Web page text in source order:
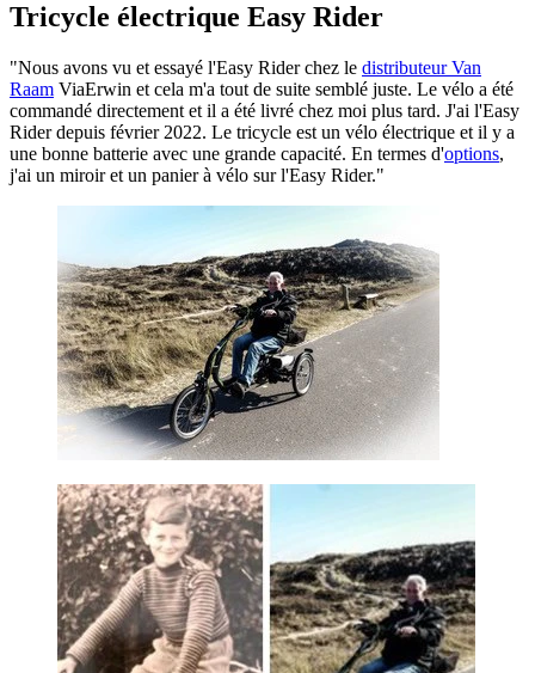
Tricycle électrique Easy Rider
"Nous avons vu et essayé l'Easy Rider chez le distributeur Van
Raam ViaErwin et cela m'a tout de suite semblé juste. Le vélo a été
commandé directement et il a été livré chez moi plus tard. J'ai l'Easy
Rider depuis février 2022. Le tricycle est un vélo électrique et il y a
une bonne batterie avec une grande capacité. En termes d'options,
j'ai un miroir et un panier à vélo sur l'Easy Rider."